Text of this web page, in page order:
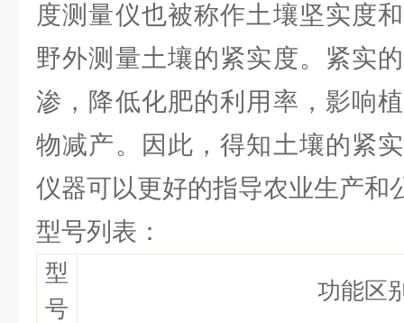
度测量仪也被称作土壤坚实度
野外测量土壤的紧实度。紧实
渗，降低化肥的利用率，影响
物减产。因此，得知土壤的紧
仪器可以更好的指导农业生产和
型号列表：
型
号
功能区